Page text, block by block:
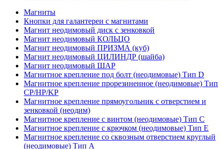
Магниты
Кнопки для галантереи с магнитами
Магнит неодимовый диск с зенковкой
Магнит неодимовый КОЛЬЦО
Магнит неодимовый ПРИЗМА (куб)
Магнит неодимовый ЦИЛИНДР (шайба)
Магнит неодимовый ШАР
Магнитное крепление под болт (неодимовые) Тип D
Магнитное крепление прорезиненное (неодимовые) Тип
CP/HP/KP
Магнитное крепление прямоугольник с отверстием и
зенковкой (неодим)
Магнитное крепление с винтом (неодимовые) Тип С
Магнитное крепление с крючком (неодимовые) Тип Е
Магнитное крепление со сквозным отверстием круглый
(неодимовые) Тип А